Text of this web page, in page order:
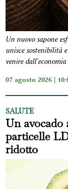
Un nuovo sapone
unisce sostenibilità
venire dall'economia
07 agosto 2026 |
SALUTE
Un
particelle
ridotto